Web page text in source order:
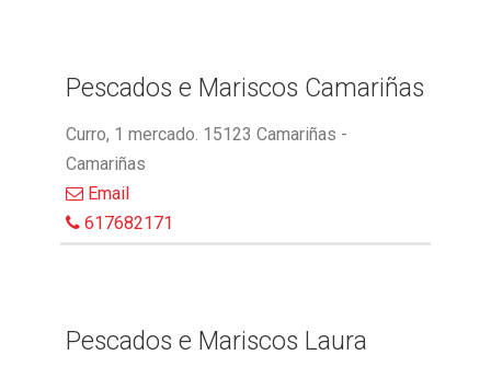
Pescados e Mariscos Camariñas
Curro, 1 mercado. 15123 Camariñas -
Camariñas
Email
617682171
Pescados e Mariscos Laura